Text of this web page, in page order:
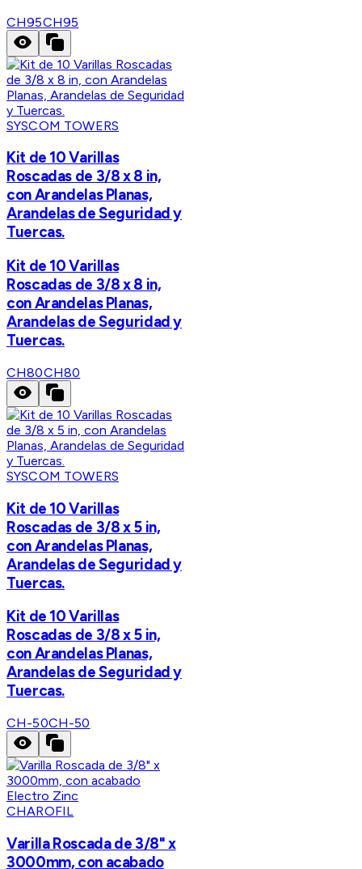
CH95CH95
SYSCOM TOWERS
Kit de 10 Varillas
Roscadas de 3/8 x 8 in,
con Arandelas Planas,
Arandelas de Seguridad y
Tuercas.
Kit de 10 Varillas
Roscadas de 3/8 x 8 in,
con Arandelas Planas,
Arandelas de Seguridad y
Tuercas.
CH80CH80
SYSCOM TOWERS
Kit de 10 Varillas
Roscadas de 3/8 x 5 in,
con Arandelas Planas,
Arandelas de Seguridad y
Tuercas.
Kit de 10 Varillas
Roscadas de 3/8 x 5 in,
con Arandelas Planas,
Arandelas de Seguridad y
Tuercas.
CH-50CH-50
CHAROFIL
Varilla Roscada de 3/8" x
3000mm, con acabado